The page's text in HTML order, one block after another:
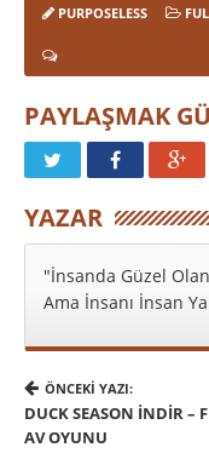
PURPOSELESS
PAYLAŞMAK
YAZAR
"İnsanda Güzel
Ama İnsanı İnsan
ÖNCEKI YAZI:
DUCK SEASON İNDIR –
AV OYUNU